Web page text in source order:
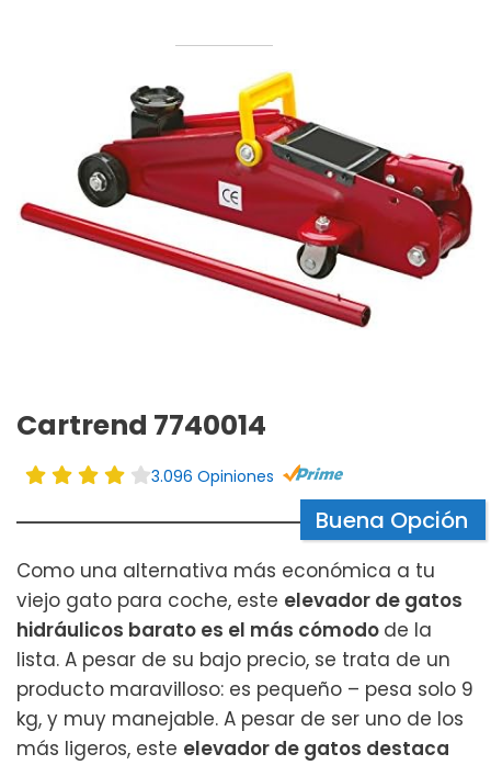
Cartrend 7740014
3.096 Opiniones
Buena Opción
Como una alternativa más económica a tu
viejo gato para coche, este elevador de gatos
hidráulicos barato es el más cómodo de la
lista. A pesar de su bajo precio, se trata de un
producto maravilloso: es pequeño – pesa solo 9
kg, y muy manejable. A pesar de ser uno de los
más ligeros, este elevador de gatos destaca